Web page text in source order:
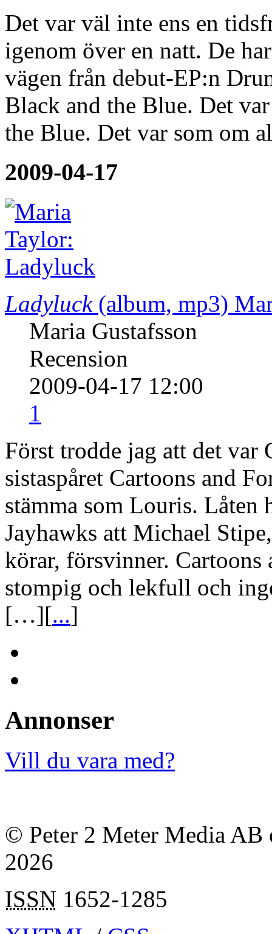
Det var väl inte ens en
igenom över en natt. De
vägen från debut-EP:n
Black and the Blue. Det
the Blue. Det var som om
2009-04-17
Ladyluck(album, mp3)
Maria Gustafsson
Recension
2009-04-17 12:00
1
Först trodde jag att det var
sistaspåret Cartoons and
stämma som Louris. Låten
Jayhawks att Michael
körar, försvinner.
stompig och lekfull och
[…][...]
Annonser
Vill du vara med?
© Peter 2 Meter Media AB
2026
ISSN 1652-1285